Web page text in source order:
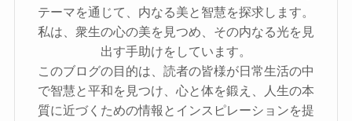
テーマを通じて、内なる美と智慧を探求します。
私は、衆生の心の美を見つめ、その内なる光を見
出す手助けをしています。
このブログの目的は、読者の皆様が日常生活の中
で智慧と平和を見つけ、心と体を鍛え、人生の本
質に近づくための情報とインスピレーションを提